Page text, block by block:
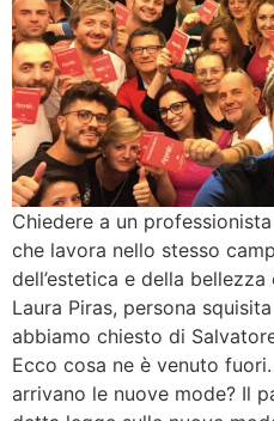
Chiedere a un
che lavora nello stesso
dell’estetica e della
Laura Piras, persona
abbiamo chiesto di
Ecco cosa ne è venuto
arrivano le nuove mode? Il